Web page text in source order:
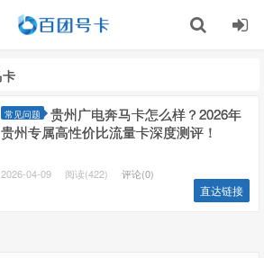
常见问题
贵州广电奔马卡怎么样？2026年
贵州专属高性价比流量卡深度测评！
2026-04-09 阅读(422) 评论(0)
直达链接